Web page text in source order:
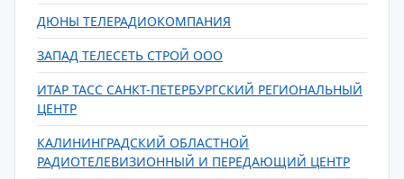
ДЮНЫ ТЕЛЕРАДИОКОМПАНИЯ
ЗАПАД ТЕЛЕСЕТЬ СТРОЙ ООО
ИТАР ТАСС САНКТ-ПЕТЕРБУРГСКИЙ РЕГИОНАЛЬНЫЙ
ЦЕНТР
КАЛИНИНГРАДСКИЙ ОБЛАСТНОЙ
РАДИОТЕЛЕВИЗИОННЫЙ И ПЕРЕДАЮЩИЙ ЦЕНТР